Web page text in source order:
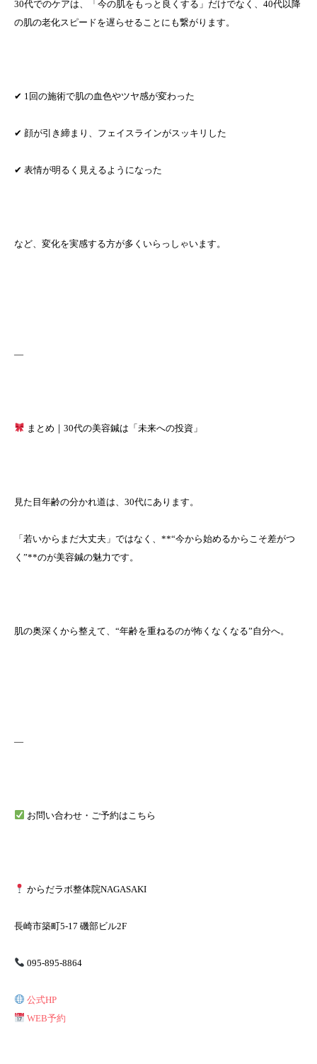
30代でのケアは、「今の肌をもっと良くする」だけでなく、40代以降
の肌の老化スピードを遅らせることにも繋がります。
✔ 1回の施術で肌の血色やツヤ感が変わった
✔ 顔が引き締まり、フェイスラインがスッキリした
✔ 表情が明るく見えるようになった
など、変化を実感する方が多くいらっしゃいます。
—
まとめ｜30代の美容鍼は「未来への投資」
見た目年齢の分かれ道は、30代にあります。
「若いからまだ大丈夫」ではなく、**“今から始めるからこそ差がつ
く”**のが美容鍼の魅力です。
肌の奥深くから整えて、“年齢を重ねるのが怖くなくなる”自分へ。
—
お問い合わせ・ご予約はこちら
からだラボ整体院NAGASAKI
長崎市築町5-17 磯部ビル2F
095-895-8864
公式HP
WEB予約